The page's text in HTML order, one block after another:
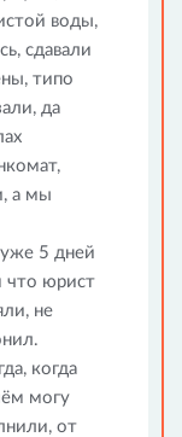
воды,
сдавали
типо
да
а мы
5 дней
что юрист
не
когда
могу
от